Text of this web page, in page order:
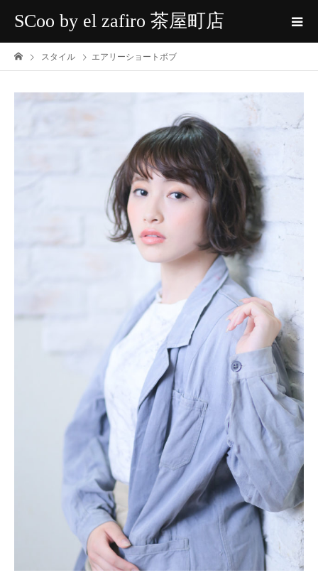
SCoo by el zafiro 茶屋町店
スタイル エアリーショートボブ